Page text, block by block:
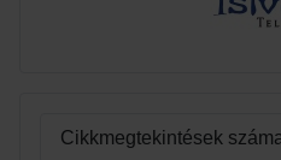
Cikkmegtekintések